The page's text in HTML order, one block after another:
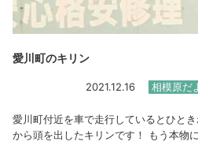
愛川町のキリン
2021.12.16 相模原だ
愛川町付近を車で走行しているとひと
から頭を出したキリンです！ もう本物